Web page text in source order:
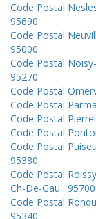
Code Postal
95690
Code Postal
95000
Code Postal
95270
Code Postal
Code Postal
Code Postal
Code Postal
Code Postal
95380
Code Postal
Ch-De-Gau : 95700
Code Postal
95340